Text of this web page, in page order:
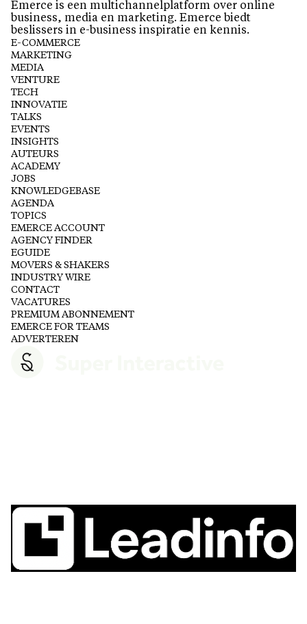
Emerce is een multichannelplatform over online
business, media en marketing. Emerce biedt
beslissers in e-business inspiratie en kennis.
E-COMMERCE
MARKETING
MEDIA
VENTURE
TECH
INNOVATIE
TALKS
EVENTS
INSIGHTS
AUTEURS
ACADEMY
JOBS
KNOWLEDGEBASE
AGENDA
TOPICS
EMERCE ACCOUNT
AGENCY FINDER
EGUIDE
MOVERS & SHAKERS
INDUSTRY WIRE
CONTACT
VACATURES
PREMIUM ABONNEMENT
EMERCE FOR TEAMS
ADVERTEREN